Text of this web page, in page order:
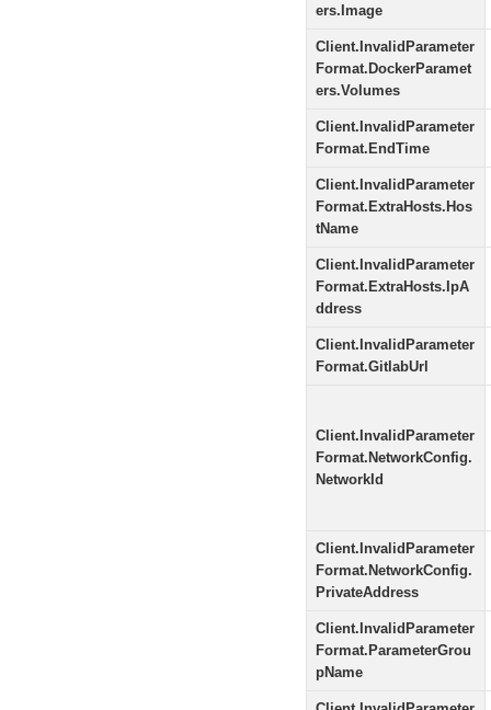
ers.Image
Client.InvalidParameter
Format.DockerParamet
ers.Volumes
Client.InvalidParameter
Format.EndTime
Client.InvalidParameter
Format.ExtraHosts.Hos
tName
Client.InvalidParameter
Format.ExtraHosts.IpA
ddress
Client.InvalidParameter
Format.GitlabUrl
Client.InvalidParameter
Format.NetworkConfig.
NetworkId
Client.InvalidParameter
Format.NetworkConfig.
PrivateAddress
Client.InvalidParameter
Format.ParameterGrou
pName